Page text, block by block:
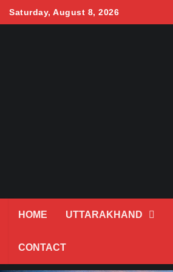
Saturday, August 8, 2026
HOME UTTARAKHAND
CONTACT